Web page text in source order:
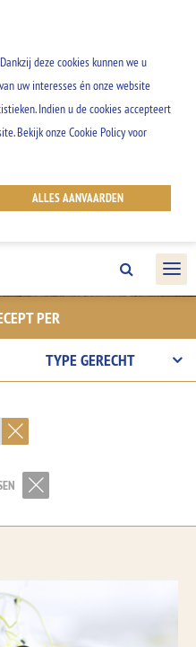
deze cookies kunnen we u
uw interesses én onze website
Indien u de cookies accepteert
Bekijk onze Cookie Policy voor
ALLES AANVAARDEN
en creatieve
alle smaken uit het
PER
TYPE GERECHT